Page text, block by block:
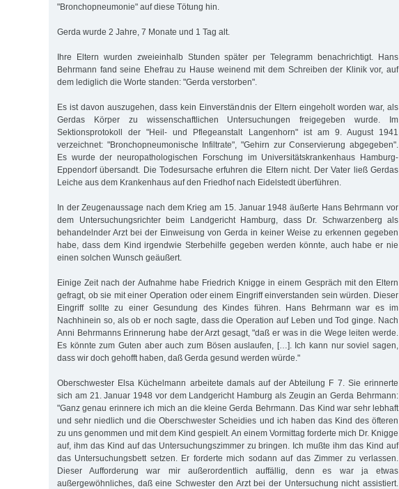
"Bronchopneumonie" auf diese Tötung hin.
Gerda wurde 2 Jahre, 7 Monate und 1 Tag alt.
Ihre Eltern wurden zweieinhalb Stunden später per Telegramm benachrichtigt. Hans
Behrmann fand seine Ehefrau zu Hause weinend mit dem Schreiben der Klinik vor, auf
dem lediglich die Worte standen: "Gerda verstorben".
Es ist davon auszugehen, dass kein Einverständnis der Eltern eingeholt worden war, als
Gerdas Körper zu wissenschaftlichen Untersuchungen freigegeben wurde. Im
Sektionsprotokoll der "Heil- und Pflegeanstalt Langenhorn" ist am 9. August 1941
verzeichnet: "Bronchopneumonische Infiltrate", "Gehirn zur Conservierung abgegeben".
Es wurde der neuropathologischen Forschung im Universitätskrankenhaus Hamburg-
Eppendorf übersandt. Die Todesursache erfuhren die Eltern nicht. Der Vater ließ Gerdas
Leiche aus dem Krankenhaus auf den Friedhof nach Eidelstedt überführen.
In der Zeugenaussage nach dem Krieg am 15. Januar 1948 äußerte Hans Behrmann vor
dem Untersuchungsrichter beim Landgericht Hamburg, dass Dr. Schwarzenberg als
behandelnder Arzt bei der Einweisung von Gerda in keiner Weise zu erkennen gegeben
habe, dass dem Kind irgendwie Sterbehilfe gegeben werden könnte, auch habe er nie
einen solchen Wunsch geäußert.
Einige Zeit nach der Aufnahme habe Friedrich Knigge in einem Gespräch mit den Eltern
gefragt, ob sie mit einer Operation oder einem Eingriff einverstanden sein würden. Dieser
Eingriff sollte zu einer Gesundung des Kindes führen. Hans Behrmann war es im
Nachhinein so, als ob er noch sagte, dass die Operation auf Leben und Tod ginge. Nach
Anni Behrmanns Erinnerung habe der Arzt gesagt, "daß er was in die Wege leiten werde.
Es könnte zum Guten aber auch zum Bösen auslaufen, […]. Ich kann nur soviel sagen,
dass wir doch gehofft haben, daß Gerda gesund werden würde."
Oberschwester Elsa Küchelmann arbeitete damals auf der Abteilung F 7. Sie erinnerte
sich am 21. Januar 1948 vor dem Landgericht Hamburg als Zeugin an Gerda Behrmann:
"Ganz genau erinnere ich mich an die kleine Gerda Behrmann. Das Kind war sehr lebhaft
und sehr niedlich und die Oberschwester Scheidies und ich haben das Kind des öfteren
zu uns genommen und mit dem Kind gespielt. An einem Vormittag forderte mich Dr. Knigge
auf, ihm das Kind auf das Untersuchungszimmer zu bringen. Ich mußte ihm das Kind auf
das Untersuchungsbett setzen. Er forderte mich sodann auf das Zimmer zu verlassen.
Dieser Aufforderung war mir außerordentlich auffällig, denn es war ja etwas
außergewöhnliches, daß eine Schwester den Arzt bei der Untersuchung nicht assistiert.